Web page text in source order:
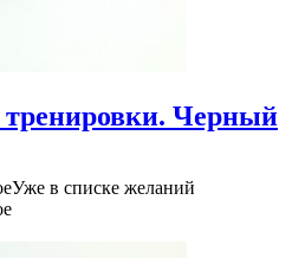
Черный
Уже в списке желаний